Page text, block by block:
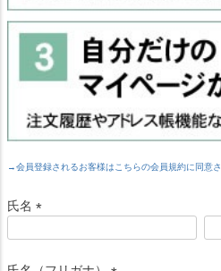
→会員登録されるお客様はこちらの会員規約に同意
氏名
須